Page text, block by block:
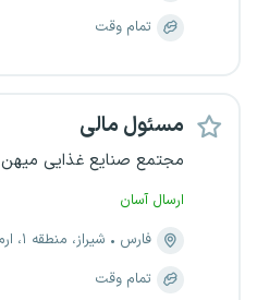
تمام وقت
مسئول مالی
مجتمع صنایع غذایی میهن
ارسال آسان
فارس
شیراز، منطقه ۱، ارم
تمام وقت